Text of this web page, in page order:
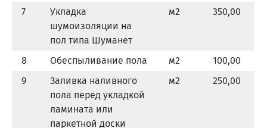
7
Укладка
шумоизоляции на
пол типа Шуманет
м2 350,00
8 Обеспыливание пола м2
100,00
9
Заливка наливного
пола перед укладкой
ламината или
паркетной доски
м2 250,00